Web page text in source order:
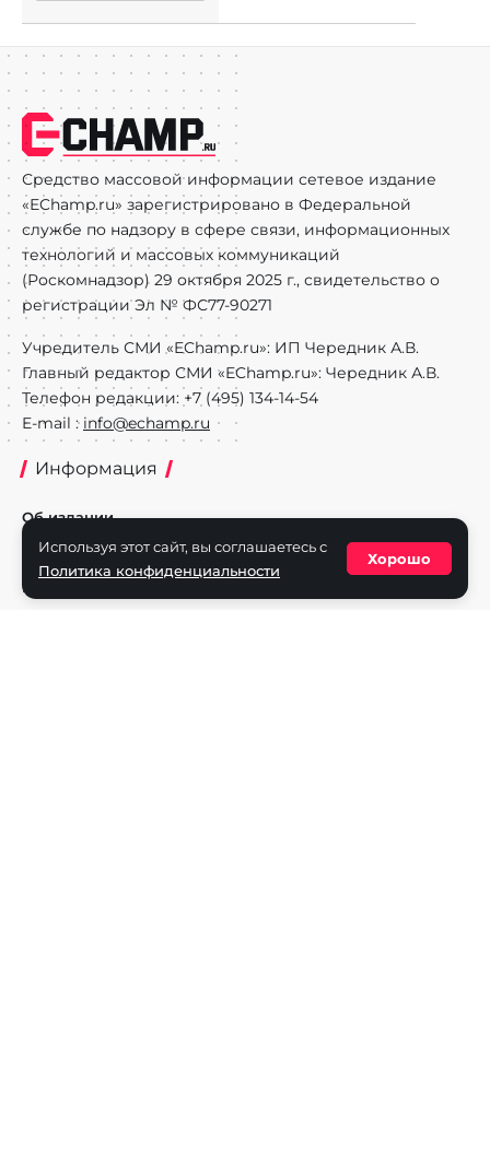
Средство массовой информации сетевое издание
«EChamp.ru» зарегистрировано в Федеральной
службе по надзору в сфере связи, информационных
технологий и массовых коммуникаций
(Роскомнадзор) 29 октября 2025 г., свидетельство о
регистрации Эл № ФС77-90271
Учредитель СМИ «EChamp.ru»: ИП Чередник А.В.
Главный редактор СМИ «EChamp.ru»: Чередник А.В.
Телефон редакции: +7 (495) 134-14-54
E-mail : info@echamp.ru
Информация
Об издании
Реклама на портале
Политика конфиденциальности
Используя этот сайт, вы соглашаетесь с
Политика конфиденциальности
Хорошо